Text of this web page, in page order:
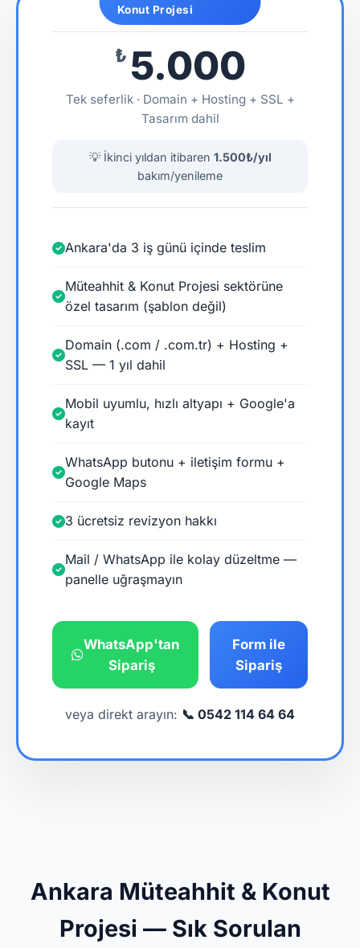
Konut Projesi
₺ 5.000
Tek seferlik · Domain + Hosting + SSL +
Tasarım dahil
💡 İkinci yıldan itibaren 1.500₺/yıl
bakım/yenileme
Ankara'da 3 iş günü içinde teslim
Müteahhit & Konut Projesi sektörüne
özel tasarım (şablon değil)
Domain (.com / .com.tr) + Hosting +
SSL — 1 yıl dahil
Mobil uyumlu, hızlı altyapı + Google'a
kayıt
WhatsApp butonu + iletişim formu +
Google Maps
3 ücretsiz revizyon hakkı
Mail / WhatsApp ile kolay düzeltme —
panelle uğraşmayın
WhatsApp'tan
Sipariş
Form ile
Sipariş
veya direkt arayın: 📞 0542 114 64 64
Ankara Müteahhit & Konut
Projesi — Sık Sorulan